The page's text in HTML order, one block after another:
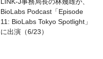
BioLabs Podcast「Episode
11: BioLabs Tokyo Spotlight」
に出演（6/23）